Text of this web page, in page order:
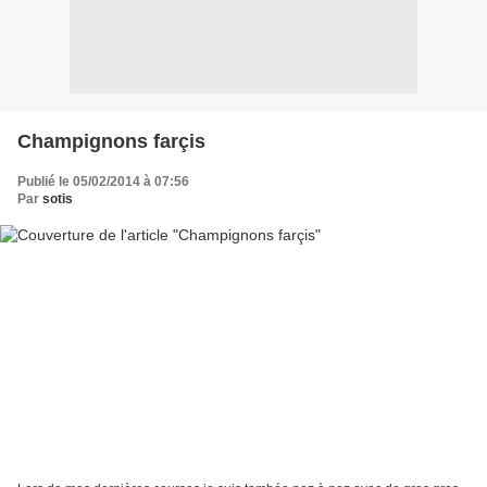
Champignons farçis
Publié le 05/02/2014 à 07:56
Par sotis